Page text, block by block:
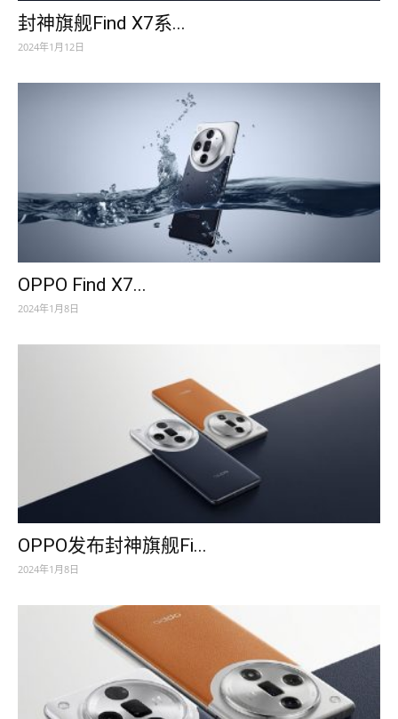
封神旗舰Find X7系...
2024年1月12日
OPPO Find X7...
2024年1月8日
OPPO发布封神旗舰Fi...
2024年1月8日